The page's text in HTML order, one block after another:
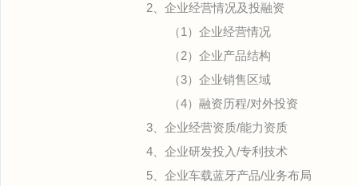
2、企业经营情况及投融资
（1）企业经营情况
（2）企业产品结构
（3）企业销售区域
（4）融资历程/对外投资
3、企业经营资质/能力资质
4、企业研发投入/专利技术
5、企业车载蓝牙产品/业务布局